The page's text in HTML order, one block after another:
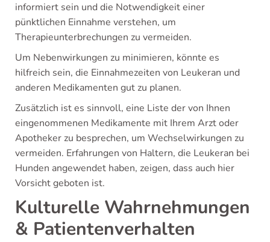
informiert sein und die Notwendigkeit einer
pünktlichen Einnahme verstehen, um
Therapieunterbrechungen zu vermeiden.
Um Nebenwirkungen zu minimieren, könnte es
hilfreich sein, die Einnahmezeiten von Leukeran und
anderen Medikamenten gut zu planen.
Zusätzlich ist es sinnvoll, eine Liste der von Ihnen
eingenommenen Medikamente mit Ihrem Arzt oder
Apotheker zu besprechen, um Wechselwirkungen zu
vermeiden. Erfahrungen von Haltern, die Leukeran bei
Hunden angewendet haben, zeigen, dass auch hier
Vorsicht geboten ist.
Kulturelle Wahrnehmungen
& Patientenverhalten